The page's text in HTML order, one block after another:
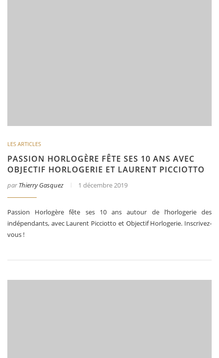
LES ARTICLES
PASSION HORLOGÈRE FÊTE SES 10 ANS AVEC
OBJECTIF HORLOGERIE ET LAURENT PICCIOTTO
parThierry Gasquez 1 décembre 2019
Passion Horlogère fête ses 10 ans autour de l’horlogerie des
indépendants, avec Laurent Picciotto et Objectif Horlogerie. Inscrivez-
vous !